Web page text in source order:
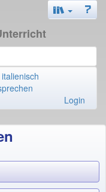
italienisch
Login